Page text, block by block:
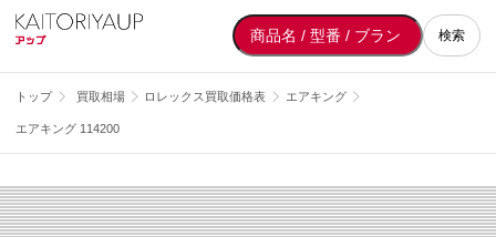
検索
トップ 買取相場 ロレックス買取価格表 エアキング
エアキング 114200